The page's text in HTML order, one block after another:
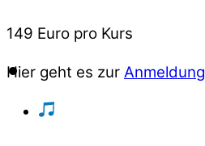
149 Euro pro Kurs
Hier geht es zur Anmeldung